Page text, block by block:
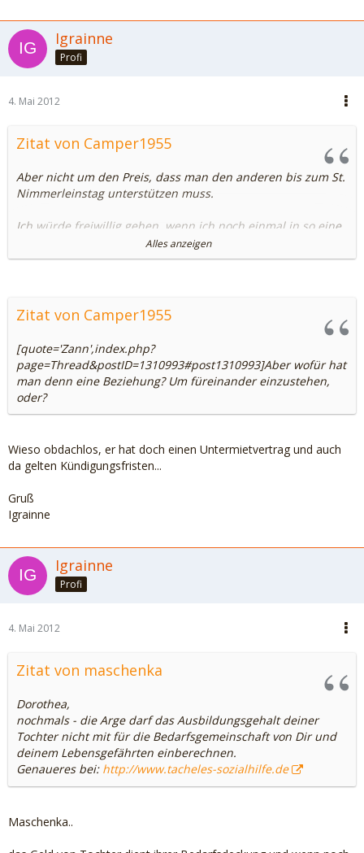
Igrainne
Profi
4. Mai 2012
Zitat von Camper1955
Aber nicht um den Preis, dass man den anderen bis zum St.
Nimmerleinstag unterstützen muss.
Ich würde freiwillig gehen, wenn ich noch einmal in so eine
Situation kommen würde.
Dein Freund soll sich ab sofort obdachlos melden. Dann
kriegt er wenigstens seine Grundsicherung und das
Alles anzeigen
Zitat von Camper1955
[quote='Zann',index.php?
page=Thread&postID=1310993#post1310993]Aber wofür hat
man denn eine Beziehung? Um füreinander einzustehen,
oder?
Wieso obdachlos, er hat doch einen Untermietvertrag und auch
da gelten Kündigungsfristen...
Gruß
Igrainne
Igrainne
Profi
4. Mai 2012
Zitat von maschenka
Dorothea,
nochmals - die Arge darf das Ausbildungsgehalt deiner
Tochter nicht mit für die Bedarfsgemeinschaft von Dir und
deinem Lebensgefährten einberechnen.
Genaueres bei: http://www.tacheles-sozialhilfe.de
Maschenka..